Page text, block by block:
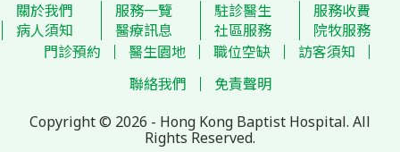
關於我們 服務一覽 駐診醫生
服務收費
病人須知
醫療訊息 社區服務
院牧服務
門診預約
醫生園地 職位空缺
訪客須知
聯絡我們
免責聲明
Copyright © 2026 - Hong Kong Baptist Hospital. All
Rights Reserved.